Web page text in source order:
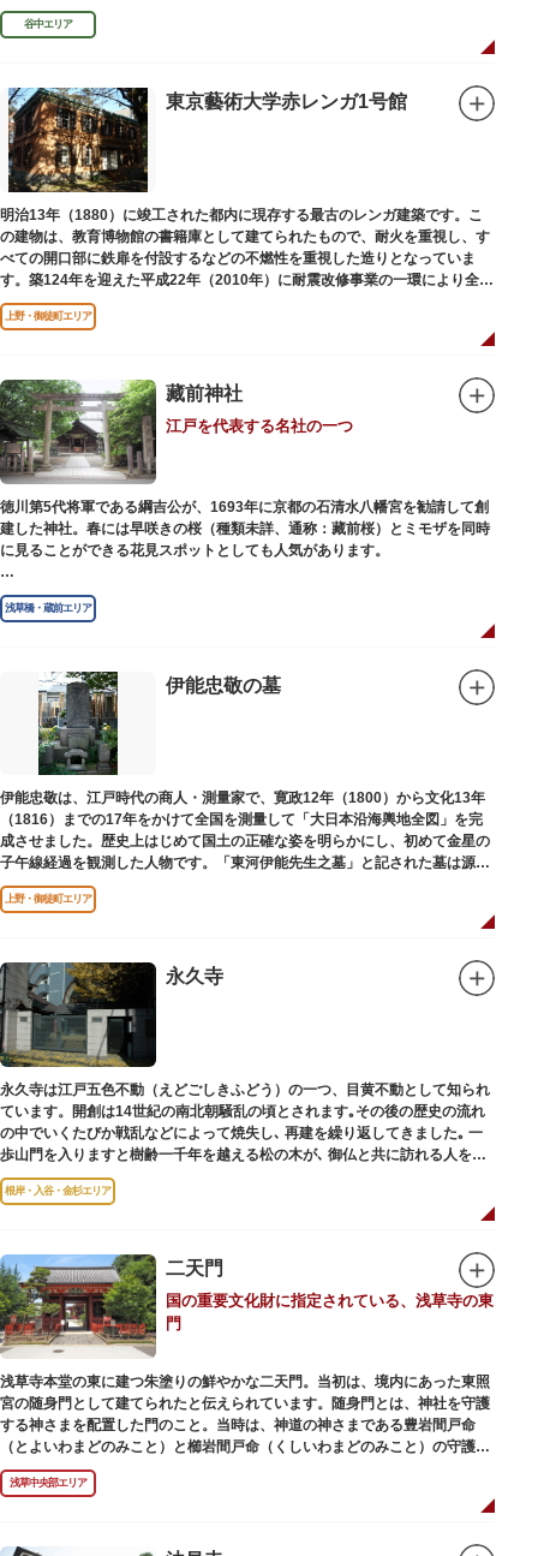
なる建物は、異なる素材が違和感なく調和しています。広く門戸を開放し弟
子を育成した「朝倉彫塑塾」の教育の場としても使われました。巨石と樹木
が濃密な空間を作り出す「五典の池」を中心とした中庭、日本における屋上
この建物に色濃く反映されています。
彫刻作品や芸術品を鑑賞する美術館という側面だけでなく、庭園や建築の価
値も感じられる施設です。朝倉の芸術思想の特質である自然観を表す庭園
は、その芸術上・観賞上の価値が評価され、敷地全体が「旧朝倉文夫氏庭
園」として国の名勝に指定されています。
谷中エリア
東京藝術大学赤レンガ1号館
明治13年（1880）に竣工された都内に現存する最古のレンガ建築です。こ
の建物は、教育博物館の書籍庫として建てられたもので、耐火を重視し、す
べての開口部に鉄扉を付設するなどの不燃性を重視した造りとなっていま
す。築124年を迎えた平成22年（2010年）に耐震改修事業の一環により全面
改修が施されました。
上野・御徒町エリア
藏前神社
江戸を代表する名社の一つ
徳川第5代将軍である綱吉公が、1693年に京都の石清水八幡宮を勧請して創
建した神社。春には早咲きの桜（種類未詳、通称：藏前桜）とミモザを同時
に見ることができる花見スポットとしても人気があります。
江戸時代には勧進大相撲の開催地としても知られ、3大強豪力士の谷風、小
野川、雷電などの名力士による幾多の名勝負が繰り広げられ大いに賑わいを
見せました。また、御神輿は昭和の名工・志布景彩（しふけいさい）による
創建当初の社号は「石清水八幡宮」でしたが、1951年に「藏前神社」へと改
称しました。江戸城鬼門除の守護神ならびに徳川将軍家祈願所の一社として
尊崇され、社地は200石の朱印地を賜り、江戸を代表する名社のひとつに数
えられています。赤穂義士討ち入りの成功祈願や、落語の演目にある「元
犬」ゆかりの神社としても知られるパワースポットです。
浅草橋・蔵前エリア
伊能忠敬の墓
伊能忠敬は、江戸時代の商人・測量家で、寛政12年（1800）から文化13年
（1816）までの17年をかけて全国を測量して「大日本沿海輿地全図」を完
成させました。歴史上はじめて国土の正確な姿を明らかにし、初めて金星の
子午線経過を観測した人物です。「東河伊能先生之墓」と記された墓は源空
寺（げんくうじ）にあります。
上野・御徒町エリア
永久寺
永久寺は江戸五色不動（えどごしきふどう）の一つ、目黄不動として知られ
ています。開創は14世紀の南北朝騒乱の頃とされます｡その後の歴史の流れ
の中でいくたびか戦乱などによって焼失し､ 再建を繰り返してきました｡ 一
歩山門を入りますと樹齢一千年を越える松の木が､ 御仏と共に訪れる人を静
かに迎えています｡
根岸・入谷・金杉エリア
二天門
国の重要文化財に指定されている、浅草寺の東
門
浅草寺本堂の東に建つ朱塗りの鮮やかな二天門。当初は、境内にあった東照
宮の随身門として建てられたと伝えられています。随身門とは、神社を守護
する神さまを配置した門のこと。当時は、神道の神さまである豊岩間戸命
（とよいわまどのみこと）と櫛岩間戸命（くしいわまどのみこと）の守護神
像が左右に祀られていました。
しかし、1868年（明治元年）に明治政府が発令した神仏分離令により、仏教
寺院である浅草寺には、この2柱の神さまの像を祀ることができなくなりま
浅草中央部エリア